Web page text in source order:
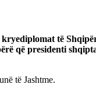
të
presidenti
të Jashtme.